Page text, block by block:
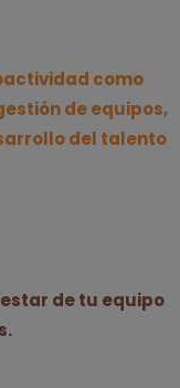
como
de equipos,
del talento
de tu equipo